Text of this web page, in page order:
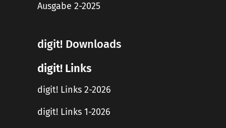
Ausgabe 2-2025
digit! Downloads
digit! Links
digit! Links 2-2026
digit! Links 1-2026